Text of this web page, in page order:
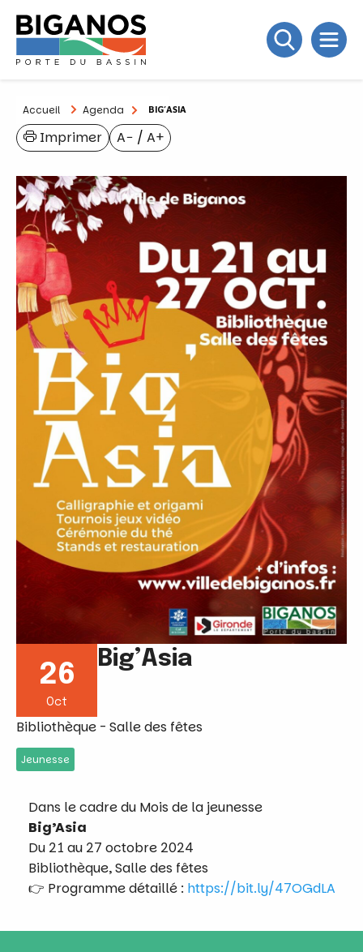
Accueil Agenda BIG’ASIA
A− / A+
Imprimer
26
Oct
Big’Asia
Bibliothèque - Salle des fêtes
Jeunesse
Dans le cadre du Mois de la jeunesse
Big’Asia
Du 21 au 27 octobre 2024
Bibliothèque, Salle des fêtes
👉 Programme détaillé : https://bit.ly/47OGdLA